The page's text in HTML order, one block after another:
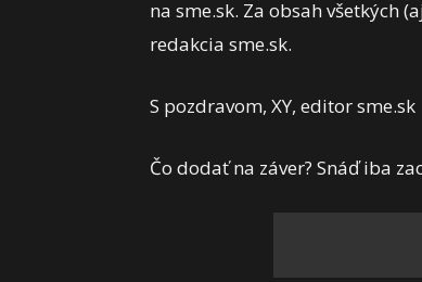
na sme.sk. Za obsah všetkých
redakcia sme.sk.
S pozdravom, XY, editor sme.sk
Čo dodať na záver? Snáď iba